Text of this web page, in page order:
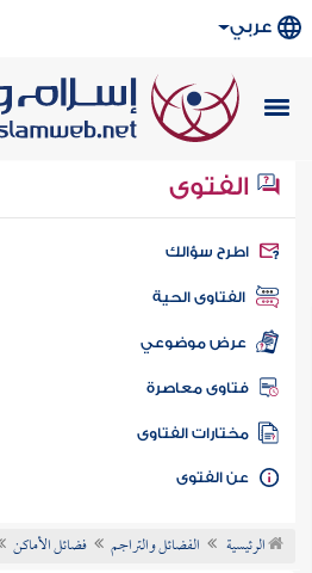
عربي
الفتوى
سؤالك
الفتاوى الحية
عرض موضوعي
فتاوى معاصرة
مختارات الفتاوى
الفتوى
الرئيسية الفضائل والتراجم فضائل الأماكن